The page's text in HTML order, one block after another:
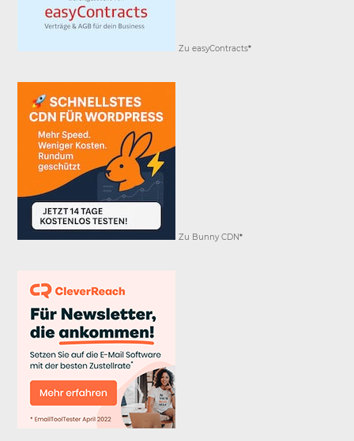
Zu easyContracts*
Zu Bunny CDN*